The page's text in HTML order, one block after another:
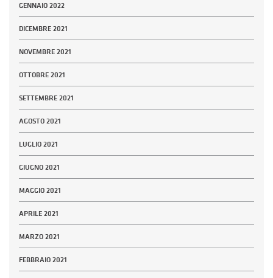
GENNAIO 2022
DICEMBRE 2021
NOVEMBRE 2021
OTTOBRE 2021
SETTEMBRE 2021
AGOSTO 2021
LUGLIO 2021
GIUGNO 2021
MAGGIO 2021
APRILE 2021
MARZO 2021
FEBBRAIO 2021